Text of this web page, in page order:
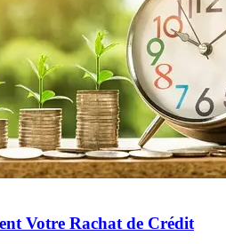
Votre Rachat de Crédit